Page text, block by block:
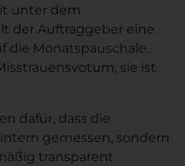
unter dem
der Auftraggeber eine
die Monatspauschale.
sie ist
dafür, dass die
gemessen, sondern
transparent